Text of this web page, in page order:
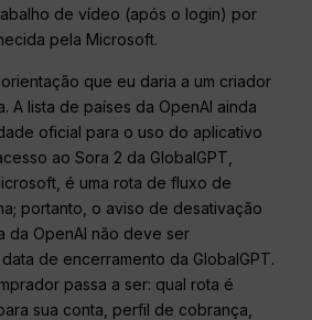
de vídeo (após o login) por
pela Microsoft.
que eu daria a um criador
A lista de países da OpenAI ainda
oficial para o uso do aplicativo
ao Sora 2 da GlobalGPT,
é uma rota de fluxo de
portanto, o aviso de desativação
da OpenAI não deve ser
de encerramento da GlobalGPT.
passa a ser: qual rota é
sua conta, perfil de cobrança,